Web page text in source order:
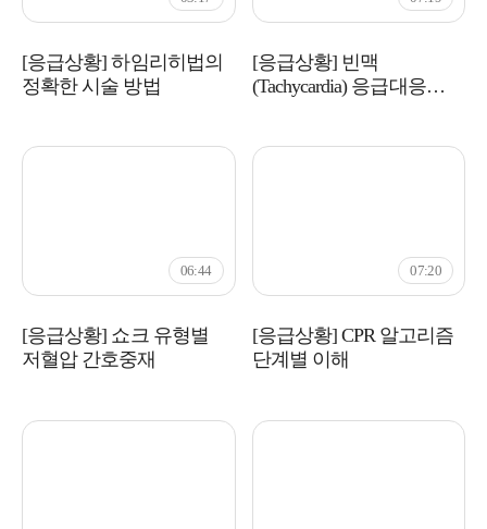
[응급상황] 하임리히법의
정확한 시술 방법
[응급상황] 빈맥
(Tachycardia) 응급대응
06:44
[응급상황] 쇼크 유형별
저혈압 간호중재
07:20
[응급상황] CPR 알고리즘
단계별 이해